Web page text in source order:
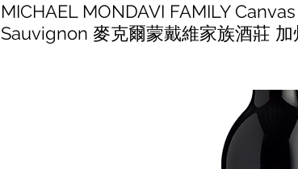
MICHAEL MONDAVI FAMILY
Sauvignon 麥克爾蒙戴維家族酒莊